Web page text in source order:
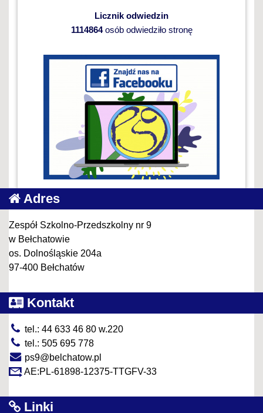
Licznik odwiedzin
1114864osób odwiedziło stronę
Adres
Zespół Szkolno-Przedszkolny nr 9
w Bełchatowie
os. Dolnośląskie 204a
97-400 Bełchatów
Kontakt
tel.: 44 633 46 80 w.220
tel.: 505 695 778
ps9@belchatow.pl
AE:PL-61898-12375-TTGFV-33
Linki